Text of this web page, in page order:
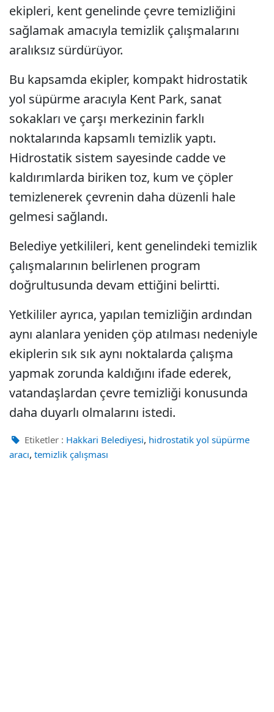
ekipleri, kent genelinde çevre temizliğini
sağlamak amacıyla temizlik çalışmalarını
aralıksız sürdürüyor.
Bu kapsamda ekipler, kompakt hidrostatik
yol süpürme aracıyla Kent Park, sanat
sokakları ve çarşı merkezinin farklı
noktalarında kapsamlı temizlik yaptı.
Hidrostatik sistem sayesinde cadde ve
kaldırımlarda biriken toz, kum ve çöpler
temizlenerek çevrenin daha düzenli hale
gelmesi sağlandı.
Belediye yetkilileri, kent genelindeki temizlik
çalışmalarının belirlenen program
doğrultusunda devam ettiğini belirtti.
Yetkililer ayrıca, yapılan temizliğin ardından
aynı alanlara yeniden çöp atılması nedeniyle
ekiplerin sık sık aynı noktalarda çalışma
yapmak zorunda kaldığını ifade ederek,
vatandaşlardan çevre temizliği konusunda
daha duyarlı olmalarını istedi.
Etiketler : Hakkari Belediyesi, hidrostatik yol süpürme
aracı, temizlik çalışması